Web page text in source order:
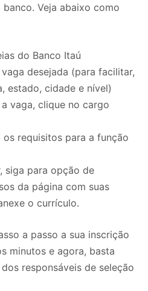
Veja abaixo como
do Banco Itaú
desejada (para facilitar,
estado, cidade e nível)
vaga, clique no cargo
os requisitos para a função
siga para opção de
da página com suas
o currículo.
a passo a sua inscrição
minutos e agora, basta
responsáveis de seleção